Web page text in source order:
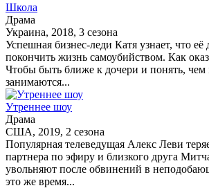
Школа
Драма
Украина, 2018, 3 сезона
Успешная бизнес-леди Катя узнает, что её
покончить жизнь самоубийством. Как
Чтобы быть ближе к дочери и понять, чем
занимаются...
Утреннее шоу
Драма
США, 2019, 2 сезона
Популярная телеведущая Алекс Леви
партнера по эфиру и близкого друга
увольняют после обвинений в
это же время...